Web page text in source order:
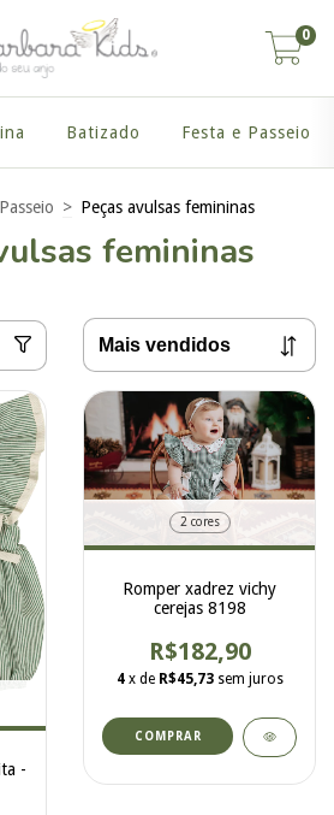
0
Batizado Festa e Passeio
> Peças avulsas femininas
femininas
-
2 cores
Romper xadrez vichy
cerejas 8198
R$182,90
4 x de R$45,73 sem juros
COMPRAR